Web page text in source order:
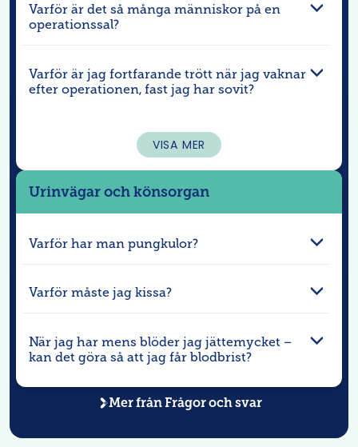
Varför är det så många människor på en
operationssal?
Varför är jag fortfarande trött när jag vaknar
efter operationen, fast jag har sovit?
VISA MER
Urinvägar och könsorgan
Varför har man pungkulor?
Varför måste jag kissa?
När jag har mens blöder jag jättemycket –
kan det göra så att jag får blodbrist?
Mer frånFrågor och svar